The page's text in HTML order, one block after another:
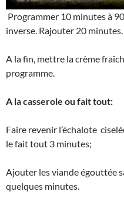
Programmer 10 minutes à
inverse. Rajouter 20 minutes.
A la fin, mettre la crème
programme.
A la casserole ou fait tout:
Faire revenir l’échalote
le fait tout 3 minutes;
Ajouter les viande égouttée
quelques minutes.